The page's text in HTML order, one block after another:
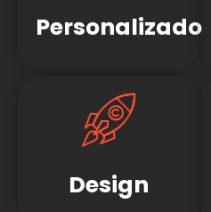
Personalizado
Design